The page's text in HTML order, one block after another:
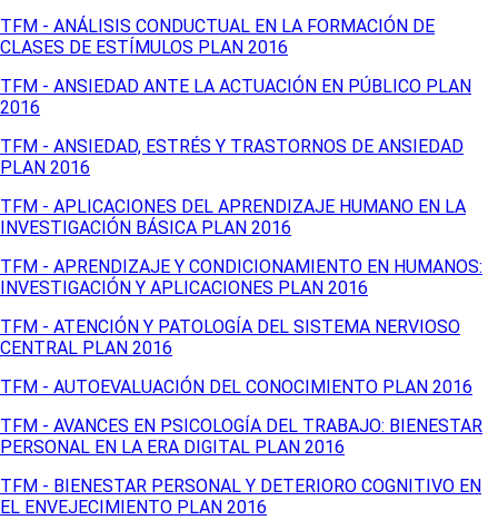
TFM - ANÁLISIS CONDUCTUAL EN LA FORMACIÓN DE
CLASES DE ESTÍMULOS PLAN 2016
TFM - ANSIEDAD ANTE LA ACTUACIÓN EN PÚBLICO PLAN
2016
TFM - ANSIEDAD, ESTRÉS Y TRASTORNOS DE ANSIEDAD
PLAN 2016
TFM - APLICACIONES DEL APRENDIZAJE HUMANO EN LA
INVESTIGACIÓN BÁSICA PLAN 2016
TFM - APRENDIZAJE Y CONDICIONAMIENTO EN HUMANOS:
INVESTIGACIÓN Y APLICACIONES PLAN 2016
TFM - ATENCIÓN Y PATOLOGÍA DEL SISTEMA NERVIOSO
CENTRAL PLAN 2016
TFM - AUTOEVALUACIÓN DEL CONOCIMIENTO PLAN 2016
TFM - AVANCES EN PSICOLOGÍA DEL TRABAJO: BIENESTAR
PERSONAL EN LA ERA DIGITAL PLAN 2016
TFM - BIENESTAR PERSONAL Y DETERIORO COGNITIVO EN
EL ENVEJECIMIENTO PLAN 2016